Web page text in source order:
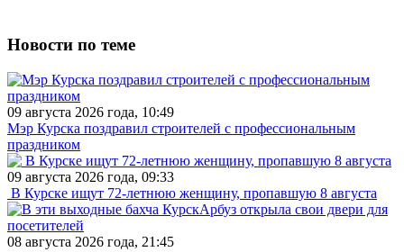
Новости по теме
09 августа 2026 года, 10:49
Мэр Курска поздравил строителей с профессиональным
праздником
09 августа 2026 года, 09:33
В Курске ищут 72-летнюю женщину, пропавшую 8 августа
08 августа 2026 года, 21:45